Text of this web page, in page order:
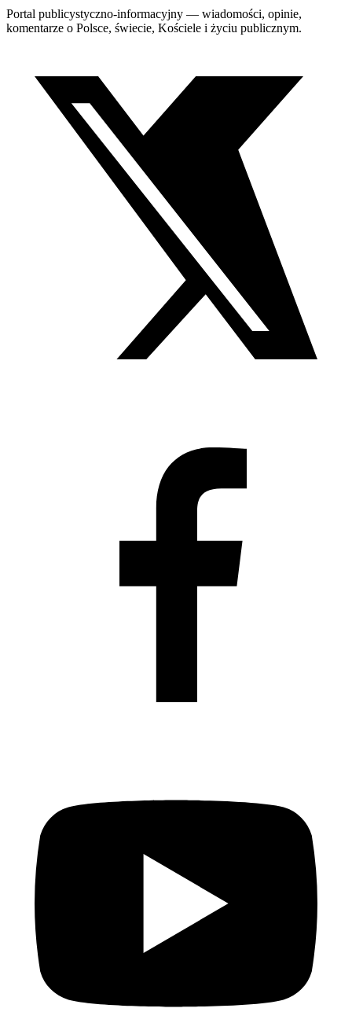
Portal publicystyczno-informacyjny — wiadomości, opinie,
komentarze o Polsce, świecie, Kościele i życiu publicznym.